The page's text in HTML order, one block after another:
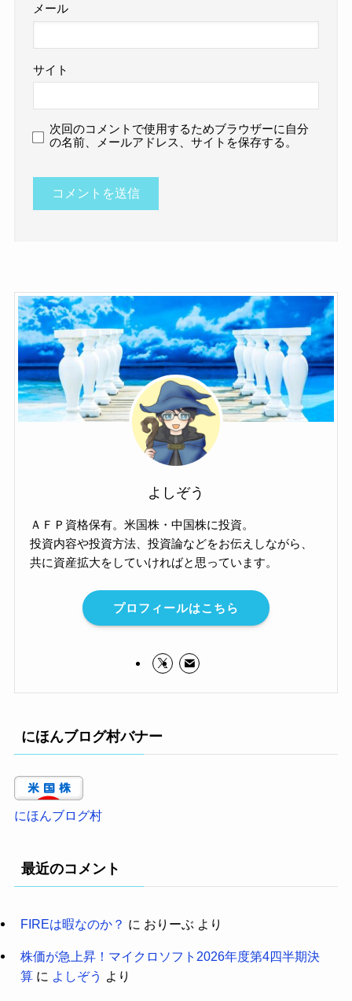
メール
サイト
次回のコメントで使用するためブラウザーに自分
の名前、メールアドレス、サイトを保存する。
よしぞう
ＡＦＰ資格保有。米国株・中国株に投資。
投資内容や投資方法、投資論などをお伝えしながら、
共に資産拡大をしていければと思っています。
プロフィールはこちら
にほんブログ村バナー
にほんブログ村
最近のコメント
FIREは暇なのか？ に おりーぶ より
株価が急上昇！マイクロソフト2026年度第4四半期決
算に よしぞう より